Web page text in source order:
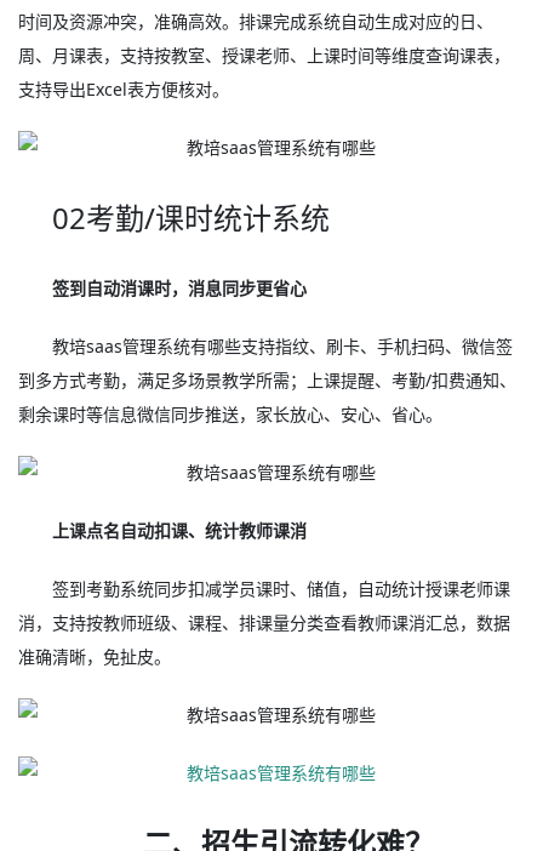
时间及资源冲突，准确高效。排课完成系统自动生成对应的日、
周、月课表，支持按教室、授课老师、上课时间等维度查询课表，
支持导出Excel表方便核对。
02考勤/课时统计系统
签到自动消课时，消息同步更省心
教培saas管理系统有哪些支持指纹、刷卡、手机扫码、微信签
到多方式考勤，满足多场景教学所需；上课提醒、考勤/扣费通知、
剩余课时等信息微信同步推送，家长放心、安心、省心。
上课点名自动扣课、统计教师课消
签到考勤系统同步扣减学员课时、储值，自动统计授课老师课
消，支持按教师班级、课程、排课量分类查看教师课消汇总，数据
准确清晰，免扯皮。